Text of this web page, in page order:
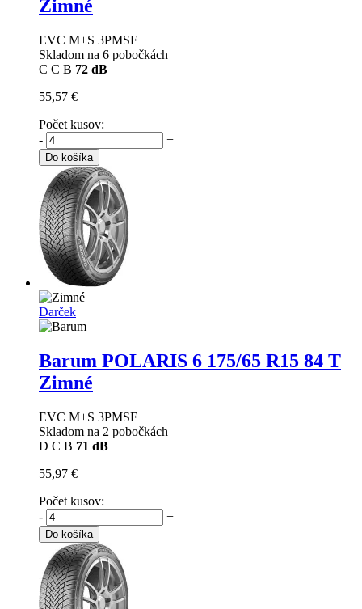
Zimné
EVC M+S 3PMSF
Skladom na 6 pobočkách
C C B 72 dB
55,57 €
Počet kusov:
-
+
Do košíka
Darček
Barum POLARIS 6 175/65 R15 84 T
Zimné
EVC M+S 3PMSF
Skladom na 2 pobočkách
D C B 71 dB
55,97 €
Počet kusov:
-
+
Do košíka